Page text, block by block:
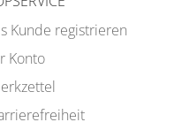
Kunde registrieren
Konto